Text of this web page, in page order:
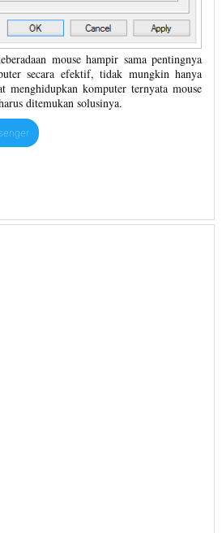
mouse hampir sama pentingnya
secara efektif, tidak mungkin hanya
menghidupkan komputer ternyata mouse
ditemukan solusinya.